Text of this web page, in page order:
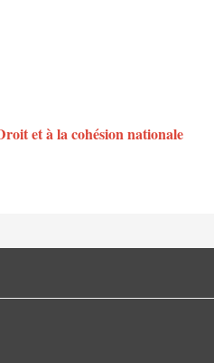
et à la cohésion nationale